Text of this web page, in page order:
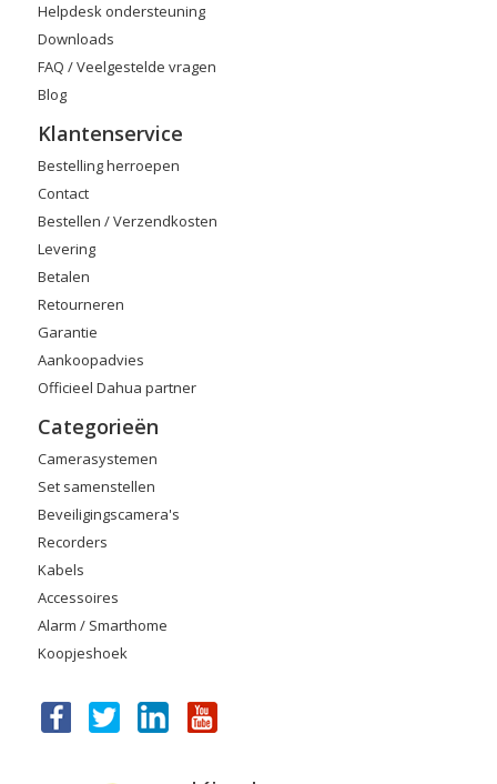
Helpdesk ondersteuning
Downloads
FAQ / Veelgestelde vragen
Blog
Klantenservice
Bestelling herroepen
Contact
Bestellen / Verzendkosten
Levering
Betalen
Retourneren
Garantie
Aankoopadvies
Officieel Dahua partner
Categorieën
Camerasystemen
Set samenstellen
Beveiligingscamera's
Recorders
Kabels
Accessoires
Alarm / Smarthome
Koopjeshoek